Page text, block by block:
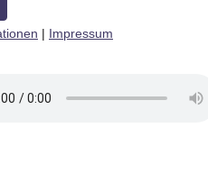
| Impressum